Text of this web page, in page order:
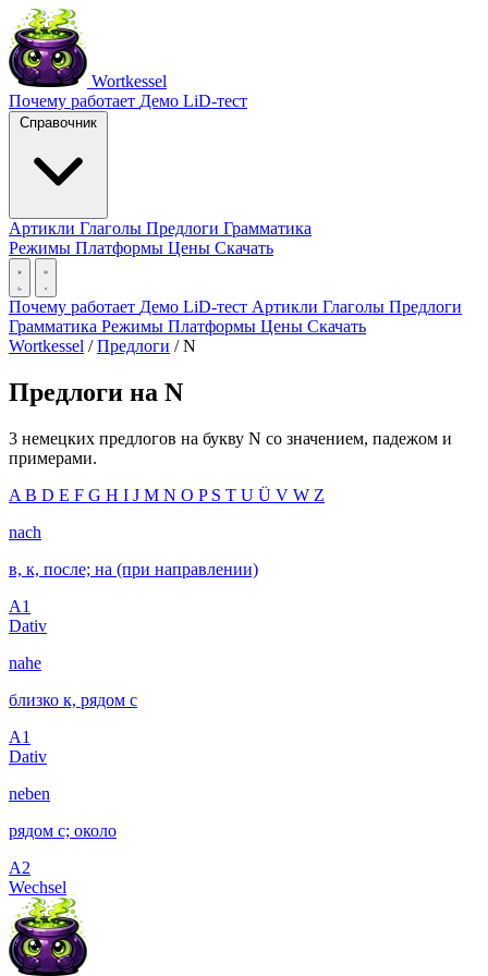
Wortkessel
Почему работает Демо LiD-тест
Справочник
Артикли Глаголы Предлоги Грамматика
Режимы Платформы Цены Скачать
Почему работает Демо LiD-тест Артикли Глаголы Предлоги
Грамматика Режимы Платформы Цены Скачать
Wortkessel / Предлоги / N
Предлоги на N
3 немецких предлогов на букву N со значением, падежом и
примерами.
A B D E F G H I J M N O P S T U Ü V W Z
nach
в, к, после; на (при направлении)
A1
Dativ
nahe
близко к, рядом с
A1
Dativ
neben
рядом с; около
A2
Wechsel